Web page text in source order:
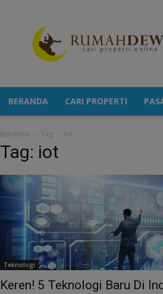
Berita
Properti
Terkini
BERANDA CARI PROPERTI
Beranda Tag Iot
Tag: iot
Teknologi
Keren! 5 Teknologi Baru Di